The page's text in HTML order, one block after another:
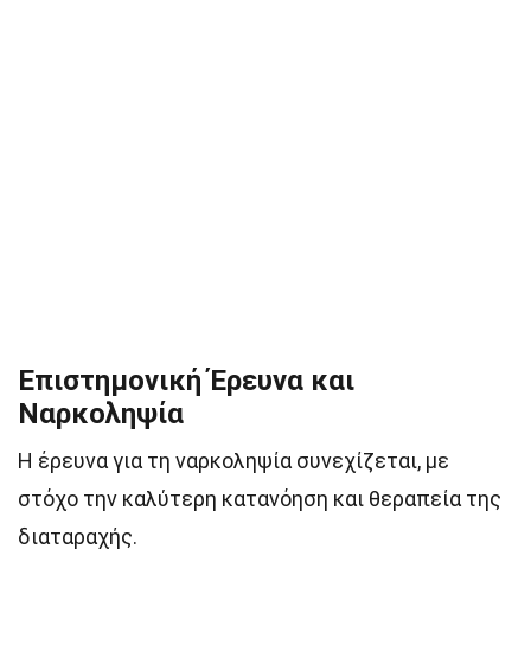
Επιστημονική Έρευνα και
Ναρκοληψία
Η έρευνα για τη ναρκοληψία συνεχίζεται, με
στόχο την καλύτερη κατανόηση και θεραπεία της
διαταραχής.